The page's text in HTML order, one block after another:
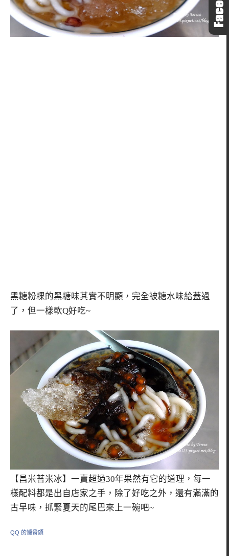
黑糖粉粿的黑糖味其實不明顯，完全被糖水味給蓋過
了，但一樣軟Q好吃~
【昌米苔米冰】一賣超過30年果然有它的道理，每一
樣配料都是出自店家之手，除了好吃之外，還有滿滿的
古早味，抓緊夏天的尾巴來上一碗吧~
QQ 的懶骨頭